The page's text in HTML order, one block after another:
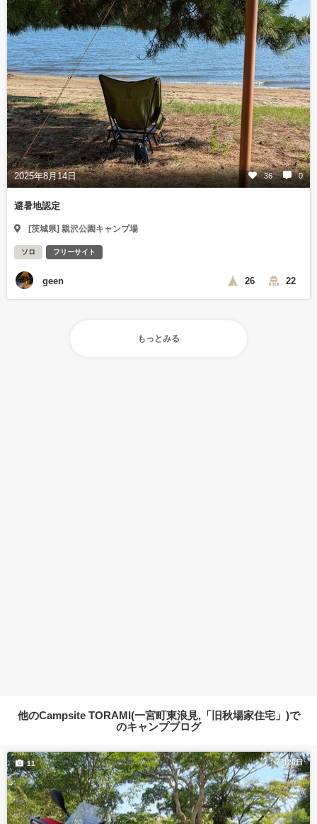
2025年8月14日 36 0
避暑地認定
[茨城県] 親沢公園キャンプ場
ソロ フリーサイト
geen 26 22
もっとみる
他のCampsite TORAMI(一宮町東浪見,「旧秋場家住宅」)で
のキャンプブログ
7月26日
11